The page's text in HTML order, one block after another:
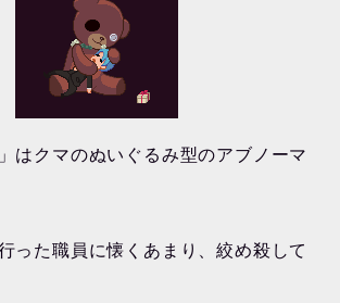
はクマのぬいぐるみ型のアブノーマ
った職員に懐くあまり、絞め殺して